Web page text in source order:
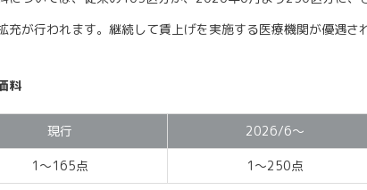
充が行われます。継続して賃上げを実施する医療機関が優遇さ
料
現行 2026/6～
1～165点 1～250点